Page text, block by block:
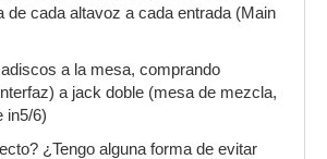
de cada altavoz a cada entrada (Main
a la mesa, comprando
a jack doble (mesa de mezcla,
in5/6)
¿Tengo alguna forma de evitar